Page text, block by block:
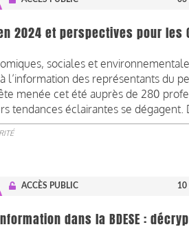
2024 et perspectives pour les
sociales et
l’information des représentants du
menée cet été auprès de 280
tendances éclairantes se dégagent.
ACCÈS PUBLIC
dans la BDESE :